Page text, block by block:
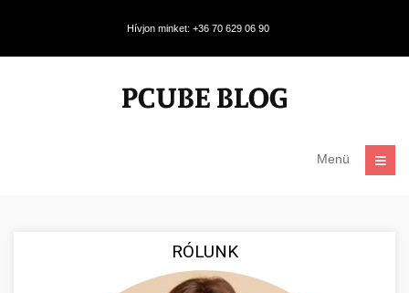
Hívjon minket: +36 70 629 06 90
Menü
RÓLUNK